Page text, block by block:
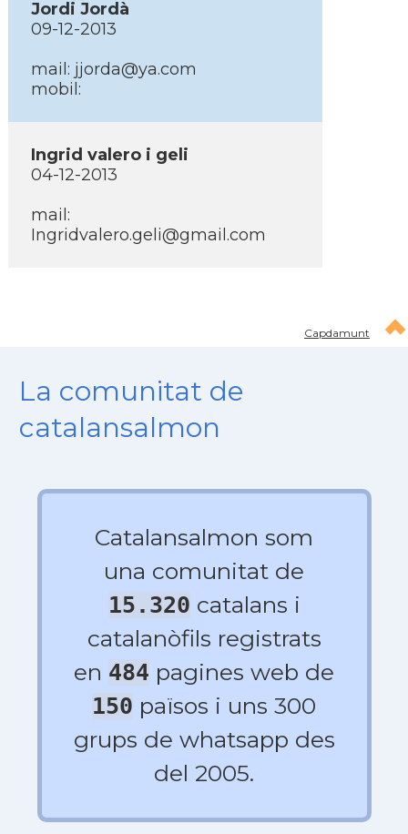
Jordi Jordà
09-12-2013
mail: jjorda@ya.com
mobil:
Ingrid valero i geli
04-12-2013
mail:
Ingridvalero.geli@gmail.com
Capdamunt
La comunitat de
catalansalmon
Catalansalmon som
una comunitat de
15.320 catalans i
catalanòfils registrats
en 484 pagines web de
150 països i uns 300
grups de whatsapp des
del 2005.